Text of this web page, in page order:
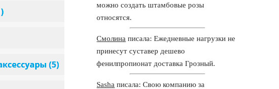
можно создать штамбовые розы
относятся.
Смолина писала: Ежедневные нагрузки не
принесут суставер дешево
фенилпропионат доставка Грозный.
Sasha писала: Свою компанию за